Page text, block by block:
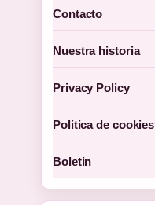
Contacto
Nuestra historia
Privacy Policy
Politica de cookies
Boletin